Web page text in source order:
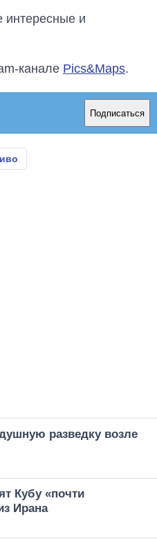
интересные и
канале Pics&Maps.
Подписаться
разведку возле
Кубу «почти
Ирана